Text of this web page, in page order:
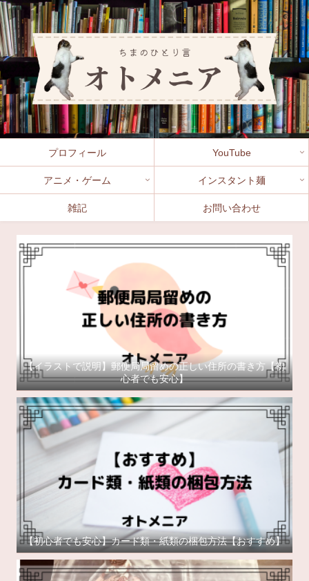
プロフィール YouTube
アニメ・ゲーム インスタント麺
雑記 お問い合わせ
【イラストで説明】郵便局局留めの正しい住所の書き方【初
心者でも安心】
【初心者でも安心】カード類・紙類の梱包方法【おすすめ】